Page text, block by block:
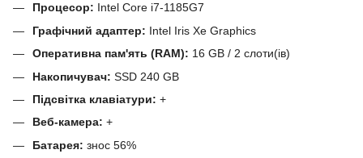
Процесор: Intel Core i7-1185G7
Графічний адаптер: Intel Iris Xe Graphics
Оперативна пам'ять (RAM): 16 GB / 2 слоти(ів)
Накопичувач: SSD 240 GB
Підсвітка клавіатури: +
Веб-камера: +
Батарея: знос 56%